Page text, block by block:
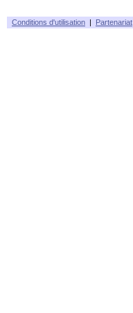
Conditions d'utilisation | Partenariat